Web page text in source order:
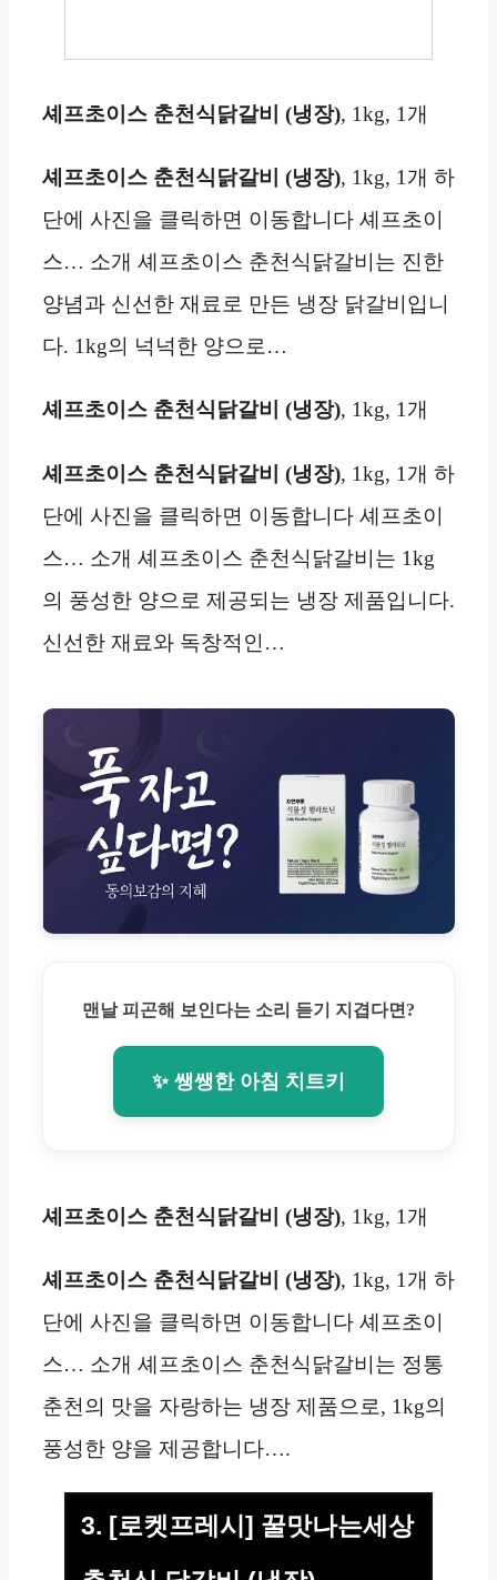
셰프초이스 춘천식닭갈비 (냉장), 1kg, 1개
셰프초이스 춘천식닭갈비 (냉장), 1kg, 1개 하
단에 사진을 클릭하면 이동합니다 셰프초이
스… 소개 셰프초이스 춘천식닭갈비는 진한
양념과 신선한 재료로 만든 냉장 닭갈비입니
다. 1kg의 넉넉한 양으로…
셰프초이스 춘천식닭갈비 (냉장), 1kg, 1개
셰프초이스 춘천식닭갈비 (냉장), 1kg, 1개 하
단에 사진을 클릭하면 이동합니다 셰프초이
스… 소개 셰프초이스 춘천식닭갈비는 1kg
의 풍성한 양으로 제공되는 냉장 제품입니다.
신선한 재료와 독창적인…
맨날 피곤해 보인다는 소리 듣기 지겹다면?
✨ 쌩쌩한 아침 치트키
셰프초이스 춘천식닭갈비 (냉장), 1kg, 1개
셰프초이스 춘천식닭갈비 (냉장), 1kg, 1개 하
단에 사진을 클릭하면 이동합니다 셰프초이
스… 소개 셰프초이스 춘천식닭갈비는 정통
춘천의 맛을 자랑하는 냉장 제품으로, 1kg의
풍성한 양을 제공합니다….
3. [로켓프레시] 꿀맛나는세상